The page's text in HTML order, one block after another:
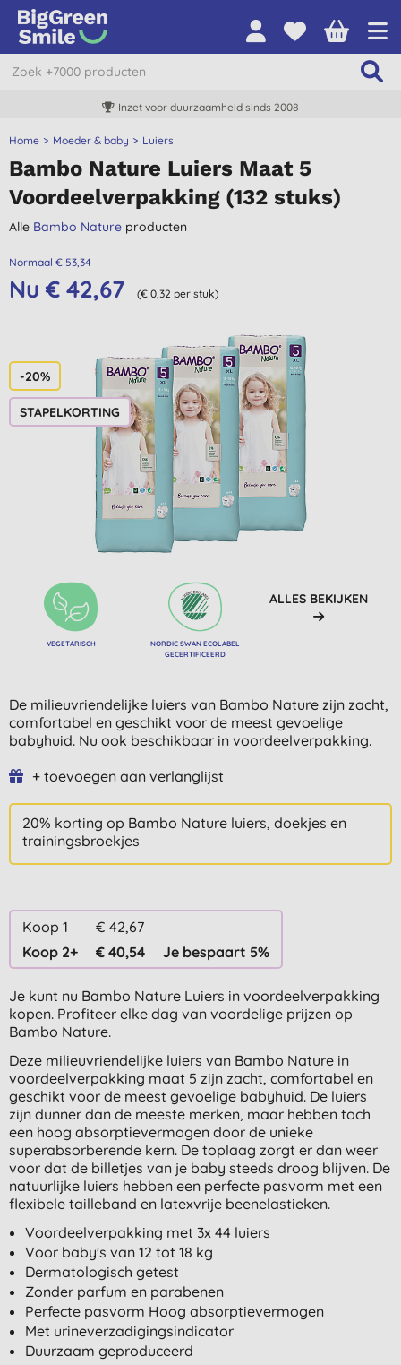
Inzet voor duurzaamheid sinds 2008
Home Moeder & baby Luiers
Bambo Nature Luiers Maat 5
Voordeelverpakking (132 stuks)
Alle Bambo Nature producten
Normaal € 53,34
Nu € 42,67 (€ 0,32 per stuk)
-20%
STAPELKORTING
VEGETARISCH
NORDIC SWAN ECOLABEL
GECERTIFICEERD
ALLES BEKIJKEN
De milieuvriendelijke luiers van Bambo Nature zijn zacht,
comfortabel en geschikt voor de meest gevoelige
babyhuid. Nu ook beschikbaar in voordeelverpakking.
+ toevoegen aan verlanglijst
20% korting op Bambo Nature luiers, doekjes en
trainingsbroekjes
Koop 1
€ 42,67
Koop 2+
€ 40,54 Je bespaart 5%
Je kunt nu Bambo Nature Luiers in voordeelverpakking
kopen. Profiteer elke dag van voordelige prijzen op
Bambo Nature.
Deze milieuvriendelijke luiers van Bambo Nature in
voordeelverpakking maat 5 zijn zacht, comfortabel en
geschikt voor de meest gevoelige babyhuid. De luiers
zijn dunner dan de meeste merken, maar hebben toch
een hoog absorptievermogen door de unieke
superabsorberende kern. De toplaag zorgt er dan weer
voor dat de billetjes van je baby steeds droog blijven. De
natuurlijke luiers hebben een perfecte pasvorm met een
flexibele tailleband en latexvrije beenelastieken.
Voordeelverpakking met 3x 44 luiers
Voor baby's van 12 tot 18 kg
Dermatologisch getest
Zonder parfum en parabenen
Perfecte pasvorm Hoog absorptievermogen
Met urineverzadigingsindicator
Duurzaam geproduceerd